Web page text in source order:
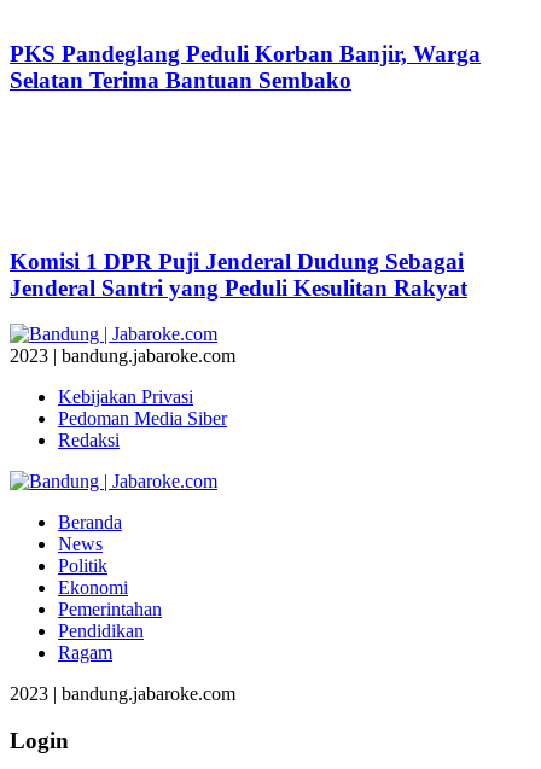
PKS Pandeglang Peduli Korban Banjir, Warga
Selatan Terima Bantuan Sembako
Komisi 1 DPR Puji Jenderal Dudung Sebagai
Jenderal Santri yang Peduli Kesulitan Rakyat
2023 | bandung.jabaroke.com
Kebijakan Privasi
Pedoman Media Siber
Redaksi
Beranda
News
Politik
Ekonomi
Pemerintahan
Pendidikan
Ragam
2023 | bandung.jabaroke.com
Login